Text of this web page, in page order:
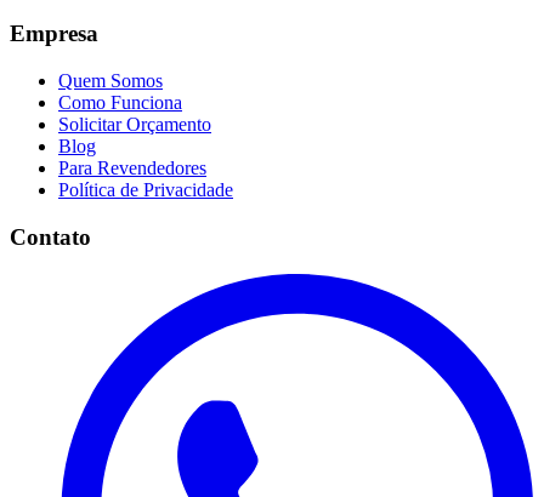
Empresa
Quem Somos
Como Funciona
Solicitar Orçamento
Blog
Para Revendedores
Política de Privacidade
Contato